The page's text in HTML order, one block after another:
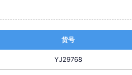
货号
YJ29768